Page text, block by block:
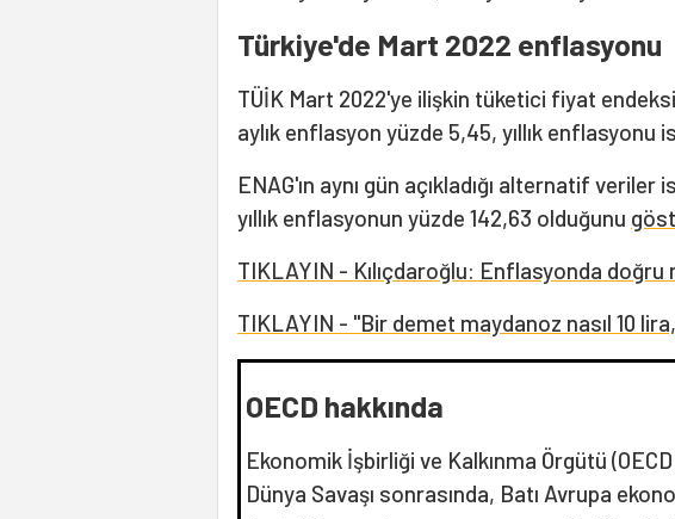
Türkiye'de Mart 2022 enflasyonu
TÜİK Mart 2022'ye ilişkin tüketici fiyat
aylık enflasyon yüzde 5,45, yıllık enflasyonu
ENAG'ın aynı gün açıkladığı alternatif veriler
yıllık enflasyonun yüzde 142,63 olduğunu
TIKLAYIN - Kılıçdaroğlu: Enflasyonda doğru
TIKLAYIN - "Bir demet maydanoz nasıl 10
OECD hakkında
Ekonomik İşbirliği ve Kalkınma Örgütü
Dünya Savaşı sonrasında, Batı Avrupa